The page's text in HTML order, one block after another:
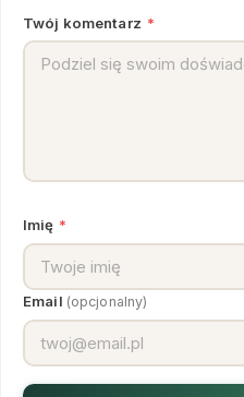
Twój komentarz *
Imię *
Email (opcjonalny)